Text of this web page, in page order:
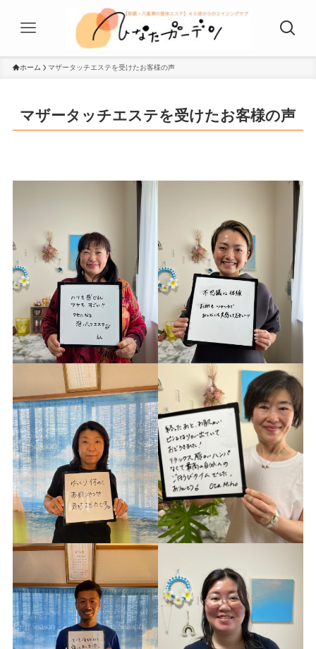
ホーム マザータッチエステを受けたお客様の声
マザータッチエステを受けたお客様の声